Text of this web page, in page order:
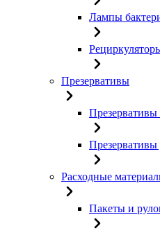
Лампы
Презервативы
Презервативы
Расходные
Пакеты и